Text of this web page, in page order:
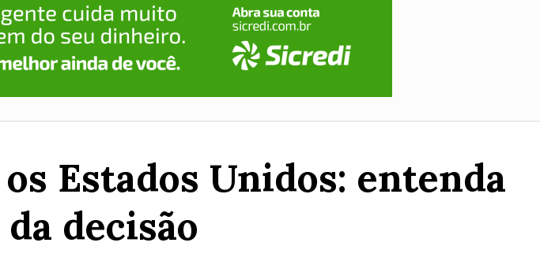
Estados Unidos: entenda
decisão